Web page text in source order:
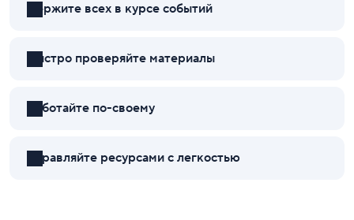
Держите всех в курсе событий
Быстро проверяйте материалы
Работайте по-своему
Управляйте ресурсами с легкостью